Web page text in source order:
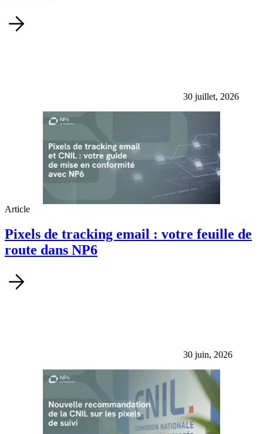
30 juillet, 2026
Article
Pixels de tracking email : votre feuille de
route dans NP6
30 juin, 2026